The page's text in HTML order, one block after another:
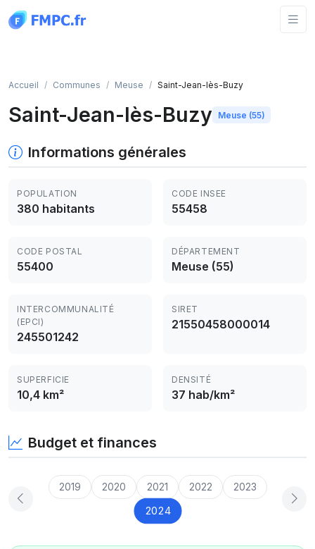
Accueil Communes Meuse Saint-Jean-lès-Buzy
Saint-Jean-lès-Buzy Meuse (55)
Informations générales
POPULATION
380 habitants
CODE INSEE
55458
CODE POSTAL
55400
DÉPARTEMENT
Meuse (55)
INTERCOMMUNALITÉ
(EPCI)
245501242
SIRET
21550458000014
SUPERFICIE
10,4 km²
DENSITÉ
37 hab/km²
Budget et finances
2019 2020 2021 2022 2023
2024
Panneau de gestion des cookies